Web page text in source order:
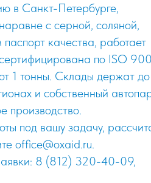
в Санкт-Петербурге,
с серной, соляной,
качества, работает
по ISO
1 тонны. Склады держат до
и собственный
производство.
под вашу задачу,
office@oxaid.ru.
8 (812) 320-40-09,